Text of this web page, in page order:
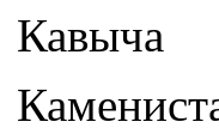
Кавыча